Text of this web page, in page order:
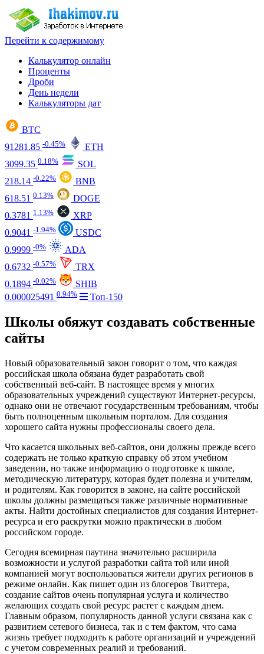
Перейти к содержимому
Калькулятор онлайн
Проценты
Дроби
День недели
Калькуляторы дат
BTC
91281.85 -0.45%
ETH
3099.35 0.18%
SOL
218.14 -0.22%
BNB
618.51 0.13%
DOGE
0.3781 1.13%
XRP
0.9041 -1.94%
USDC
0.9999 -0%
ADA
0.6732 -0.57%
TRX
0.1894 -0.02%
SHIB
0.000025491 0.94% Топ-150
Школы обяжут создавать собственные
сайты
Новый образовательный закон говорит о том, что каждая
российская школа обязана будет разработать свой
собственный веб-сайт. В настоящее время у многих
образовательных учреждений существуют Интернет-ресурсы,
однако они не отвечают государственным требованиям, чтобы
быть полноценным школьным порталом. Для создания
хорошего сайта нужны профессионалы своего дела.
Что касается школьных веб-сайтов, они должны прежде всего
содержать не только краткую справку об этом учебном
заведении, но также информацию о подготовке к школе,
методическую литературу, которая будет полезна и учителям,
и родителям. Как говорится в законе, на сайте российской
школы должны размещаться также различные нормативные
акты. Найти достойных специалистов для создания Интернет-
ресурса и его раскрутки можно практически в любом
российском городе.
Сегодня всемирная паутина значительно расширила
возможности и услугой разработки сайта той или иной
компанией могут воспользоваться жители других регионов в
режиме онлайн. Как пишет один из блогеров Твиттера,
создание сайтов очень популярная услуга и количество
желающих создать свой ресурс растет с каждым днем.
Главным образом, популярность данной услуги связана как с
развитием сетевого бизнеса, так и с тем фактом, что сама
жизнь требует подходить к работе организаций и учреждений
с учетом современных реалий и требований.